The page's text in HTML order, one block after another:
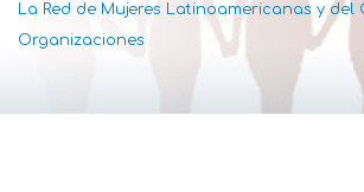
La Red de Mujeres Latinoamericanas y del
Organizaciones